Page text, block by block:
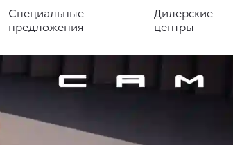
Специальные
предложения
Дилерские
центры